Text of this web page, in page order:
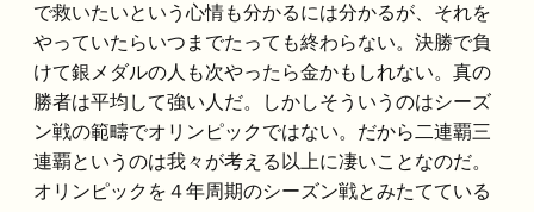
で救いたいという心情も分かるには分かるが、それを
やっていたらいつまでたっても終わらない。決勝で負
けて銀メダルの人も次やったら金かもしれない。真の
勝者は平均して強い人だ。しかしそういうのはシーズ
ン戦の範疇でオリンピックではない。だから二連覇三
連覇というのは我々が考える以上に凄いことなのだ。
オリンピックを４年周期のシーズン戦とみたてている